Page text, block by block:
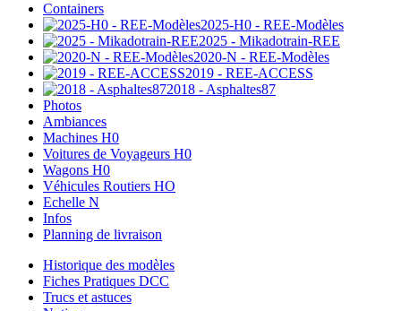
Containers
2025-H0 - REE-Modèles
2025 - Mikadotrain-REE
2020-N - REE-Modèles
2019 - REE-ACCESS
2018 - Asphaltes87
Photos
Ambiances
Machines H0
Voitures de Voyageurs H0
Wagons H0
Véhicules Routiers HO
Echelle N
Infos
Planning de livraison
Historique des modèles
Fiches Pratiques DCC
Trucs et astuces